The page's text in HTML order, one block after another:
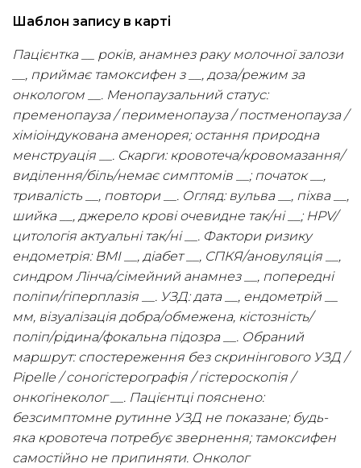
Шаблон запису в карті
Пацієнтка __ років, анамнез раку молочної залози
__, приймає тамоксифен з __, доза/режим за
онкологом __. Менопаузальний статус:
пременопауза / перименопауза / постменопауза /
хіміоіндукована аменорея; остання природна
менструація __. Скарги: кровотеча/кровомазання/
виділення/біль/немає симптомів __; початок __,
тривалість __, повтори __. Огляд: вульва __, піхва __,
шийка __, джерело крові очевидне так/ні __; HPV/
цитологія актуальні так/ні __. Фактори ризику
ендометрія: BMI __, діабет __, СПКЯ/ановуляція __,
синдром Лінча/сімейний анамнез __, попередні
поліпи/гіперплазія __. УЗД: дата __, ендометрій __
мм, візуалізація добра/обмежена, кістозність/
поліп/рідина/фокальна підозра __. Обраний
маршрут: спостереження без скринінгового УЗД /
Pipelle / соногістерографія / гістероскопія /
онкогінеколог __. Пацієнтці пояснено:
безсимптомне рутинне УЗД не показане; будь-
яка кровотеча потребує звернення; тамоксифен
самостійно не припиняти. Онколог